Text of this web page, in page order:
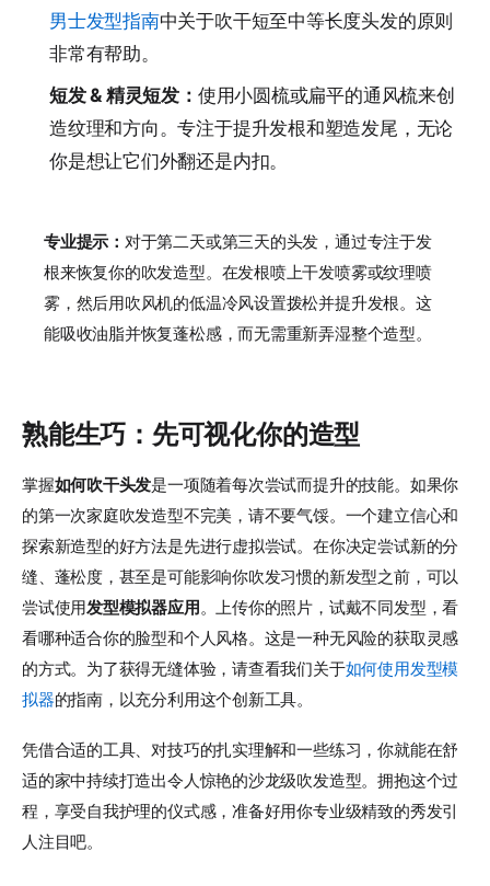
男士发型指南中关于吹干短至中等长度头发的原则
非常有帮助。
短发 & 精灵短发： 使用小圆梳或扁平的通风梳来创
造纹理和方向。专注于提升发根和塑造发尾，无论
你是想让它们外翻还是内扣。
专业提示： 对于第二天或第三天的头发，通过专注于发
根来恢复你的吹发造型。在发根喷上干发喷雾或纹理喷
雾，然后用吹风机的低温冷风设置拨松并提升发根。这
能吸收油脂并恢复蓬松感，而无需重新弄湿整个造型。
熟能生巧：先可视化你的造型
掌握如何吹干头发是一项随着每次尝试而提升的技能。如果你
的第一次家庭吹发造型不完美，请不要气馁。一个建立信心和
探索新造型的好方法是先进行虚拟尝试。在你决定尝试新的分
缝、蓬松度，甚至是可能影响你吹发习惯的新发型之前，可以
尝试使用发型模拟器应用。上传你的照片，试戴不同发型，看
看哪种适合你的脸型和个人风格。这是一种无风险的获取灵感
的方式。为了获得无缝体验，请查看我们关于如何使用发型模
拟器的指南，以充分利用这个创新工具。
凭借合适的工具、对技巧的扎实理解和一些练习，你就能在舒
适的家中持续打造出令人惊艳的沙龙级吹发造型。拥抱这个过
程，享受自我护理的仪式感，准备好用你专业级精致的秀发引
人注目吧。